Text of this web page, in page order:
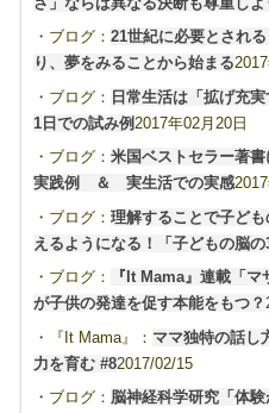
・ブログ： 21世紀に必要とされ
り、夢をみることから始まる
・ブログ： 日常生活は「拡げ充
1日での試み例2017年02月20日
・ブログ： 米国ベストセラー著
実践例 ＆ 実生活での実感
・ブログ： 理解することで子ど
えるようになる！「子どもの脳の
・ブログ：
『It Mama』連載「
が子供の発達を促す本能をもつ？
・『It Mama』： ママ独特の話し
力を育む #82017/02/15
・ブログ： 脳神経科学研究「体